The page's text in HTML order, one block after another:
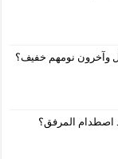
وآخرون نومهم خفيف؟
اصطدام المرفق؟